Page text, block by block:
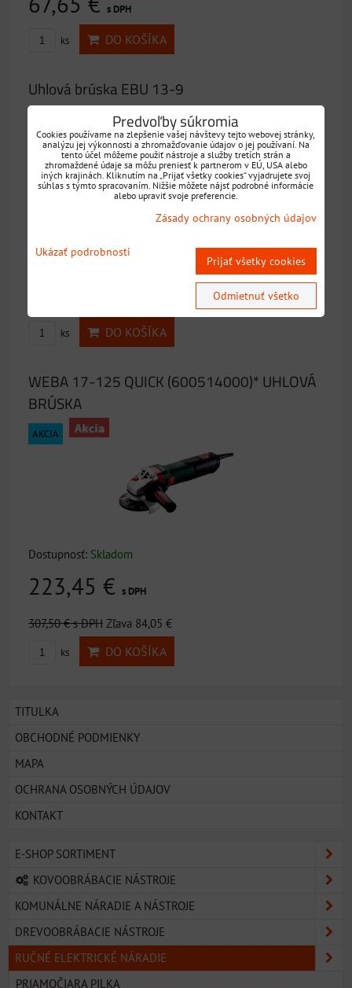
s DPH
ks DO KOŠÍKA
Uhlová brúska EBU 13-9
VMenovitý príkon 900 WMax. ø kotúčov 125 mmOtáčky...
ks DO KOŠÍKA
WEBA 17-125 QUICK (600514000)* UHLOVÁ
BRÚSKA
AKCIA
Dostupnosť: Skladom
223,45 € s DPH
307,50 €s DPH Zľava 84,05 €
ks DO KOŠÍKA
TITULKA
OBCHODNÉ PODMIENKY
MAPA
OCHRANA OSOBNÝCH ÚDAJOV
KONTAKT
E-SHOP SORTIMENT
KOVOOBRÁBACIE NÁSTROJE
KOMUNÁLNE NÁRADIE A NÁSTROJE
DREVOOBRÁBACIE NÁSTROJE
RUČNÉ ELEKTRICKÉ NÁRADIE
PRIAMOČIARA PILKA
Predvoľby súkromia
Cookies používame na zlepšenie vašej návštevy tejto webovej stránky,
analýzu jej výkonnosti a zhromažďovanie údajov o jej používaní. Na
tento účel môžeme použiť nástroje a služby tretích strán a
zhromaždené údaje sa môžu preniesť k partnerom v EÚ, USA alebo
iných krajinách. Kliknutím na „Prijať všetky cookies“ vyjadrujete svoj
súhlas s týmto spracovaním. Nižšie môžete nájsť podrobné informácie
alebo upraviť svoje preferencie.
Zásady ochrany osobných údajov
Ukázať podrobnosti
Prijať všetky cookies
Odmietnuť všetko